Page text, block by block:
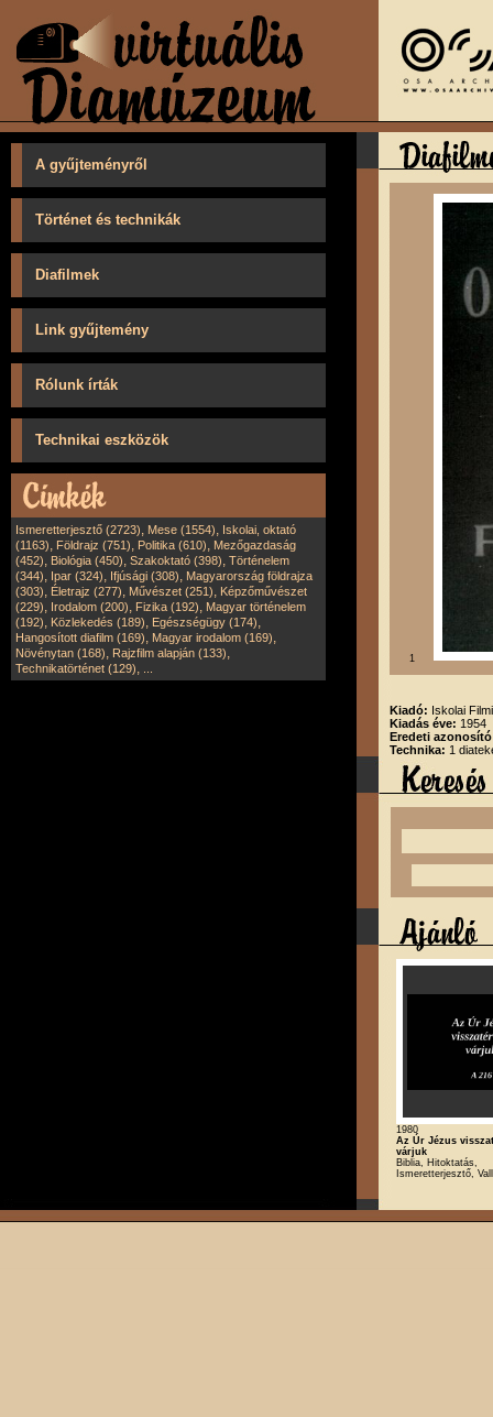
A gyűjteményről
Történet és technikák
Diafilmek
Link gyűjtemény
Rólunk írták
Technikai eszközök
Ismeretterjesztő (2723), Mese (1554), Iskolai, oktató
(1163), Földrajz (751), Politika (610), Mezőgazdaság
(452), Biológia (450), Szakoktató (398), Történelem
(344), Ipar (324), Ifjúsági (308), Magyarország földrajza
(303), Életrajz (277), Művészet (251), Képzőművészet
(229), Irodalom (200), Fizika (192), Magyar történelem
(192), Közlekedés (189), Egészségügy (174),
Hangosított diafilm (169), Magyar irodalom (169),
Növénytan (168), Rajzfilm alapján (133),
Technikatörténet (129),
1
Kiadó: Iskolai
Kiadás éve: 1954
Eredeti
Technika: 1
1980
Az Úr Jézus
várjuk
Biblia, Hitoktatás,
Ismeretterjesztő,